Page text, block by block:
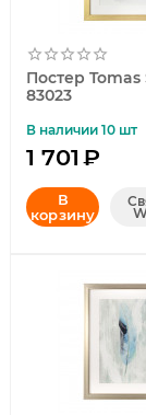
Постер Tomas
83023
В наличии 10 шт
1 701 ₽
В
корзину